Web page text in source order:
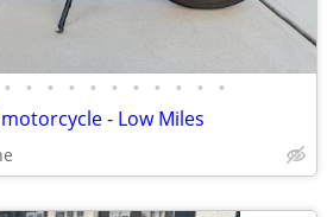
• • • • • • • • • • •
- Low Miles